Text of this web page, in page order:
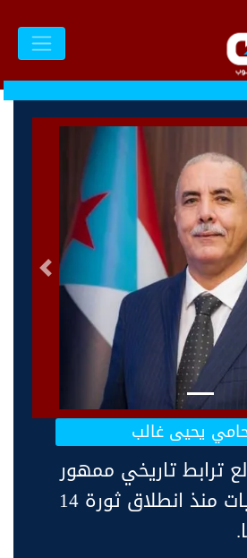
التالى
يحيى غالب
ترابط تاريخي ممهور
بالوفاء والتضحيات منذ انطلاق ثورة 14